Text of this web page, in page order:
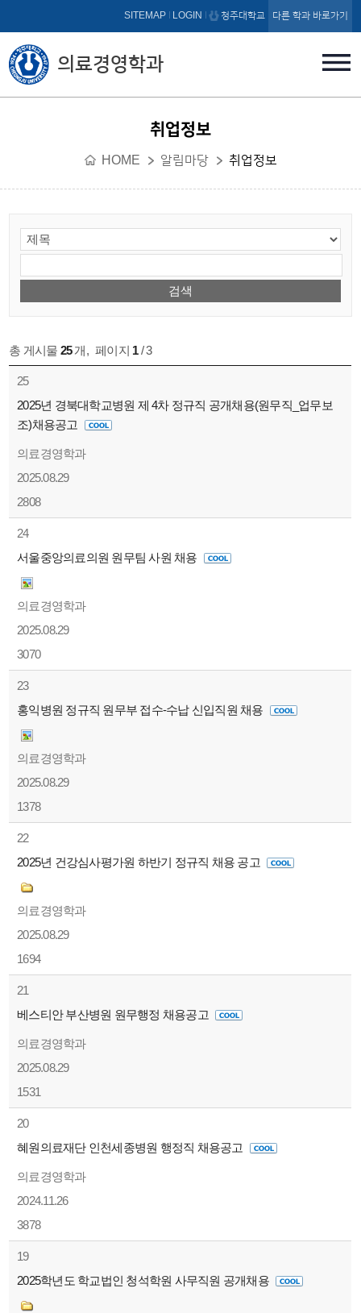
본문 바로가기
의료경영학과
SITEMAP LOGIN 청주대학교 다른 학과 바로가기
취업정보
HOME 알림마당 취업정보
총 게시물 25개, 페이지 1/ 3
25
2025년 경북대학교병원 제 4차 정규직 공개채용(원무직_업무보
조)채용공고
의료경영학과
2025.08.29
2808
24
서울중앙의료의원 원무팀 사원 채용
의료경영학과
2025.08.29
3070
23
홍익병원 정규직 원무부 접수-수납 신입직원 채용
의료경영학과
2025.08.29
1378
22
2025년 건강심사평가원 하반기 정규직 채용 공고
의료경영학과
2025.08.29
1694
21
베스티안 부산병원 원무행정 채용공고
의료경영학과
2025.08.29
1531
20
혜원의료재단 인천세종병원 행정직 채용공고
의료경영학과
2024.11.26
3878
19
2025학년도 학교법인 청석학원 사무직원 공개채용